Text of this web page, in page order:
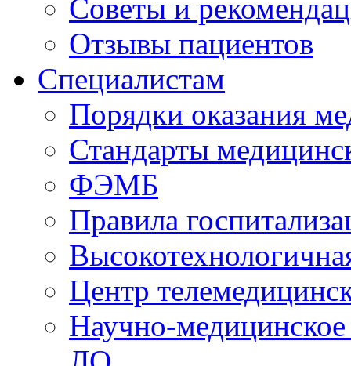
Советы и
Отзывы пациентов
Специалистам
Порядки оказания
Стандарты
ФЭМБ
Правила
Центр
Научно-